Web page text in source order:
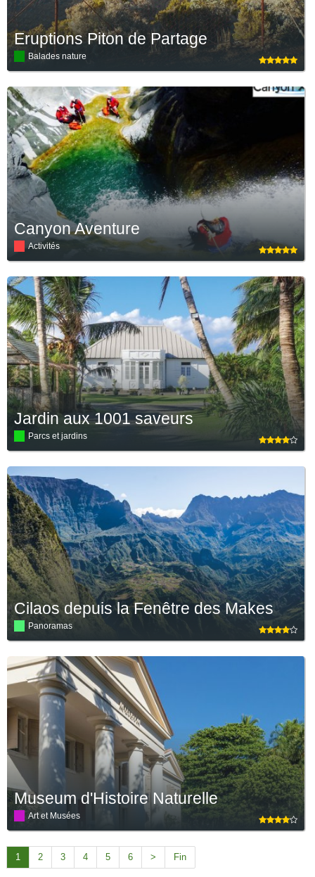
Eruptions Piton de Partage
Balades nature
Canyon Aventure
Activités
Jardin aux 1001 saveurs
Parcs et jardins
Cilaos depuis la Fenêtre des Makes
Panoramas
Museum d'Histoire Naturelle
Art et Musées
1 2 3 4 5 6 > Fin